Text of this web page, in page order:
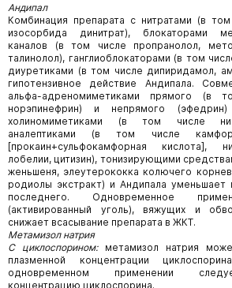
Андипал
Комбинация препарата с нитратами (в том
изосорбида динитрат), блокаторами
каналов (в том числе пропранолол,
талинолол), ганглиоблокаторами (в том
диуретиками (в том числе дипиридамол,
гипотензивное действие Андипала.
альфа-адреномиметиками прямого (в
норэпинефрин) и непрямого
холиномиметиками (в том числе
аналептиками (в том числе
[прокаин+сульфокамфорная кислота],
лобелии, цитизин), тонизирующими
женьшеня, элеутерококка колючего
родиолы экстракт) и Андипала уменьшает
последнего. Одновременное
(активированный уголь), вяжущих и
снижает всасывание препарата в ЖКТ.
Метамизол натрия
С циклоспорином:метамизол натрия
плазменной концентрации
одновременном применении
концентрацию циклоспорина.